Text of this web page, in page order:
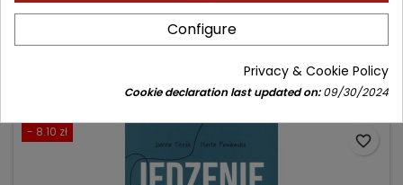
(0)
Price
15.90 złRegular
19.00 zł
- 8.10 zł
favorite_border
Configure
Privacy & Cookie Policy
Cookie declaration last updated on:09/30/2024